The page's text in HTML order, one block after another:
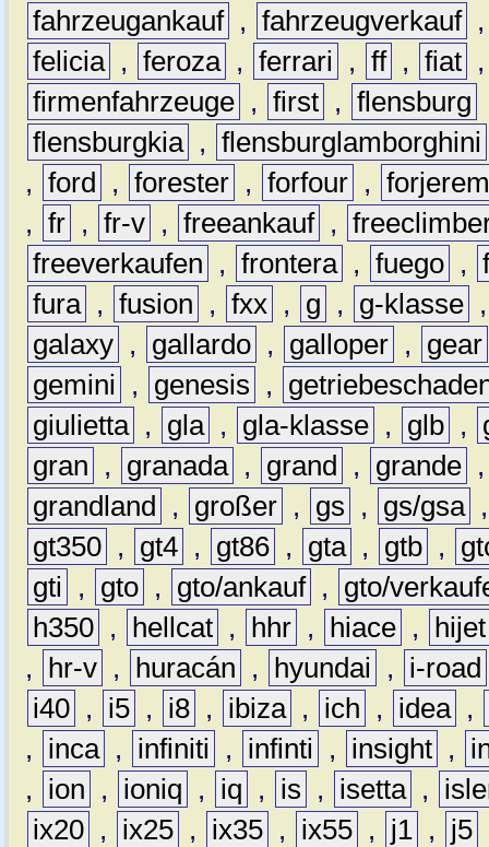
fahrzeugankauf , fahrzeugverkauf
felicia , feroza , ferrari , ff , fiat
firmenfahrzeuge , first , flensburg
flensburgkia , flensburglamborghini
, ford , forester , forfour ,
, fr , fr-v , freeankauf ,
freeverkaufen
, frontera , fuego ,
fura , fusion , fxx , g , g-klasse
galaxy , gallardo , galloper ,
gear
gemini
, genesis ,
giulietta , gla , gla-klasse , glb ,
gran
, granada , grand , grande
grandland
, großer , gs , gs/gsa
gt350 , gt4 , gt86 , gta , gtb ,
gti
, gto , gto/ankauf ,
gto/
h350 , hellcat , hhr , hiace ,
hijet
,
hr-v , huracán , hyundai ,
i-road
i40 , i5 , i8 , ibiza , ich , idea ,
,
inca , infiniti , infinti , insight ,
,
ion , ioniq , iq , is , isetta ,
ix20 , ix25 , ix35 , ix55 , j1 , j5